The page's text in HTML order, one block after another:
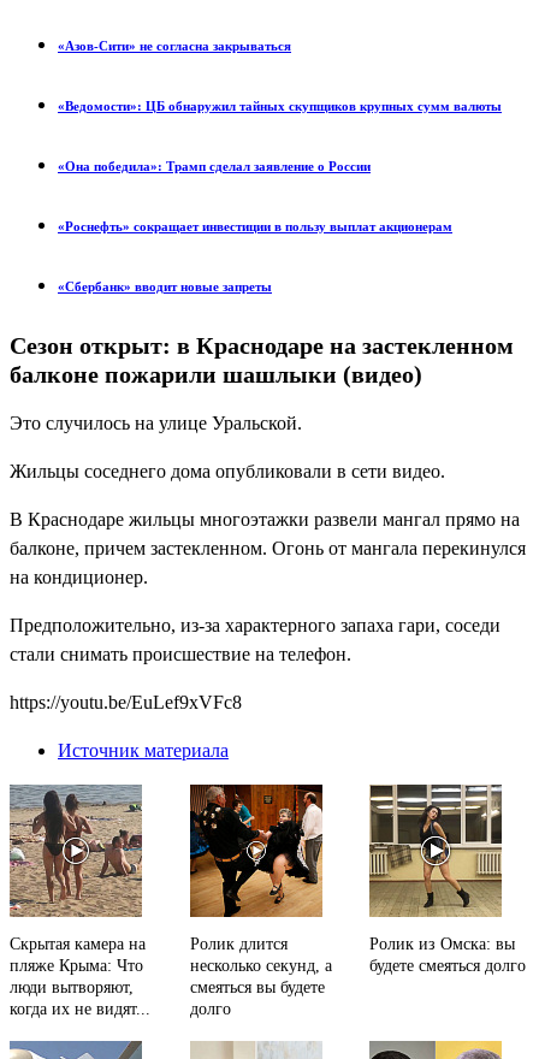
«Азов-Сити» не согласна закрываться
«Ведомости»: ЦБ обнаружил тайных скупщиков крупных сумм валюты
«Она победила»: Трамп сделал заявление о России
«Роснефть» сокращает инвестиции в пользу выплат акционерам
«Сбербанк» вводит новые запреты
Сезон открыт: в Краснодаре на застекленном
балконе пожарили шашлыки (видео)
Это случилось на улице Уральской.
Жильцы соседнего дома опубликовали в сети видео.
В Краснодаре жильцы многоэтажки развели мангал прямо на
балконе, причем застекленном. Огонь от мангала перекинулся
на кондиционер.
Предположительно, из-за характерного запаха гари, соседи
стали снимать происшествие на телефон.
https://youtu.be/EuLef9xVFc8
Источник материала
Скрытая камера на
пляже Крыма: Что
люди вытворяют,
когда их не видят...
Ролик длится
несколько секунд, а
смеяться вы будете
долго
Ролик из Омска: вы
будете смеяться долго